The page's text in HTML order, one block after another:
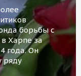
борьбы с
Харпе за
года. Он
ряду